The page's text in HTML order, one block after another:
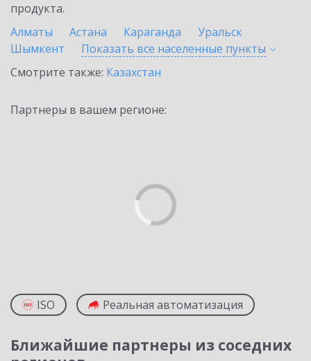
продукта.
Алматы
Астана Караганда
Уральск
Шымкент
Показать все населенные пункты
Смотрите также: Казахстан
Партнеры в вашем регионе:
ISO Реальная автоматизация
Ближайшие партнеры из соседних